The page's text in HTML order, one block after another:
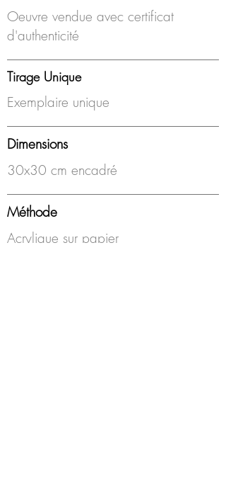
Oeuvre vendue avec certificat
d'authenticité
Tirage Unique
Exemplaire unique
Dimensions
30x30 cm encadré
Méthode
Acrylique sur papier